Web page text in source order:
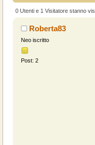
0 Utenti e 1 Visitatore stanno
Roberta83
Neo iscritto
Post: 2